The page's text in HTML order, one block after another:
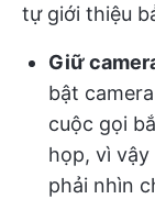
tự giới thiệu
Giữ
bật
cuộc gọi
họp, vì
phải nhìn